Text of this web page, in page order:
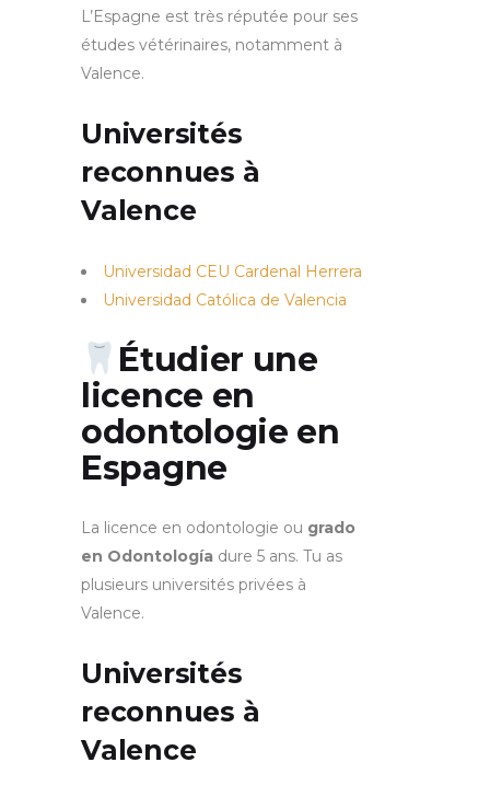
L’Espagne est très réputée pour ses
études vétérinaires, notamment à
Valence.
Universités
reconnues à
Valence
Universidad CEU Cardenal Herrera
Universidad Católica de Valencia
Étudier une
licence en
odontologie en
Espagne
La licence en odontologie ou grado
en Odontología dure 5 ans. Tu as
plusieurs universités privées à
Valence.
Universités
reconnues à
Valence